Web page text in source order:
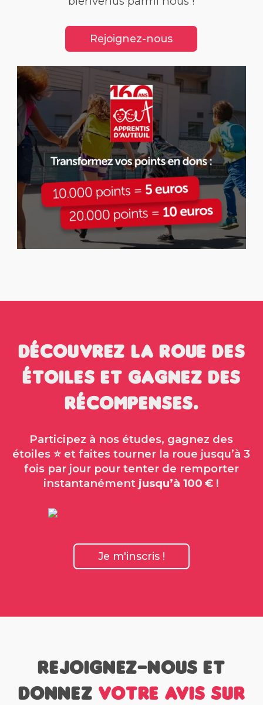
Rejoignez-nous
Découvrez la roue des
étoiles et gagnez des
récompenses.
Participez à nos études, gagnez des
étoiles ⭐ et faites tourner la roue jusqu’à 3
fois par jour pour tenter de remporter
instantanément jusqu’à 100 € !
Je m'inscris !
Rejoignez-nous et
donnez votre avis sur